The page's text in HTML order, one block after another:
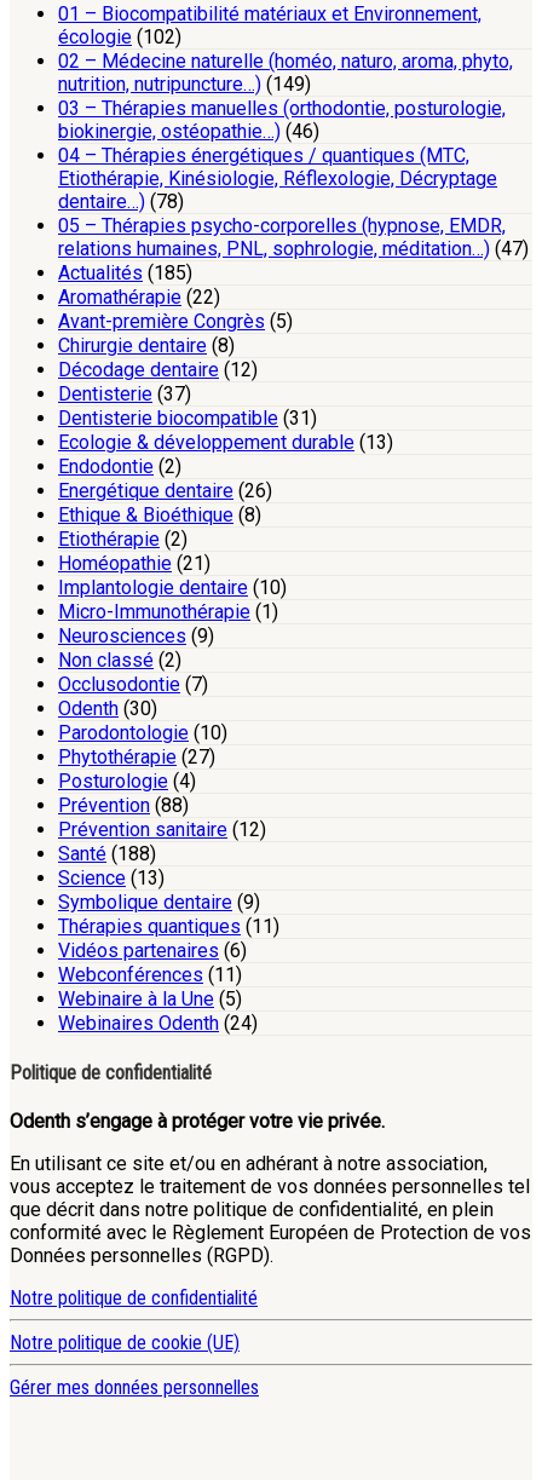
01 – Biocompatibilité matériaux et Environnement,
écologie (102)
02 – Médecine naturelle (homéo, naturo, aroma, phyto,
nutrition, nutripuncture…) (149)
03 – Thérapies manuelles (orthodontie, posturologie,
biokinergie, ostéopathie…) (46)
04 – Thérapies énergétiques / quantiques (MTC,
Etiothérapie, Kinésiologie, Réflexologie, Décryptage
dentaire…) (78)
05 – Thérapies psycho-corporelles (hypnose, EMDR,
relations humaines, PNL, sophrologie, méditation…) (47)
Actualités (185)
Aromathérapie (22)
Avant-première Congrès (5)
Chirurgie dentaire (8)
Décodage dentaire (12)
Dentisterie (37)
Dentisterie biocompatible (31)
Ecologie & développement durable (13)
Endodontie (2)
Energétique dentaire (26)
Ethique & Bioéthique (8)
Etiothérapie (2)
Homéopathie (21)
Implantologie dentaire (10)
Micro-Immunothérapie (1)
Neurosciences (9)
Non classé (2)
Occlusodontie (7)
Odenth (30)
Parodontologie (10)
Phytothérapie (27)
Posturologie (4)
Prévention (88)
Prévention sanitaire (12)
Santé (188)
Science (13)
Symbolique dentaire (9)
Thérapies quantiques (11)
Vidéos partenaires (6)
Webconférences (11)
Webinaire à la Une (5)
Webinaires Odenth (24)
Politique de confidentialité
Odenth s’engage à protéger votre vie privée.
En utilisant ce site et/ou en adhérant à notre association,
vous acceptez le traitement de vos données personnelles tel
que décrit dans notre politique de confidentialité, en plein
conformité avec le Règlement Européen de Protection de vos
Données personnelles (RGPD).
Notre politique de confidentialité
Notre politique de cookie (UE)
Gérer mes données personnelles